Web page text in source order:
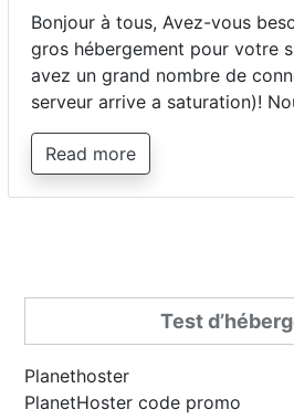
Bonjour à tous, Avez-vous
gros hébergement pour votre
avez un grand nombre de
serveur arrive a saturation)!
Read more
Test
Planethoster
PlanetHoster code promo